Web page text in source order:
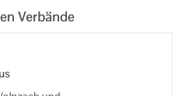
Verbände
der KEB